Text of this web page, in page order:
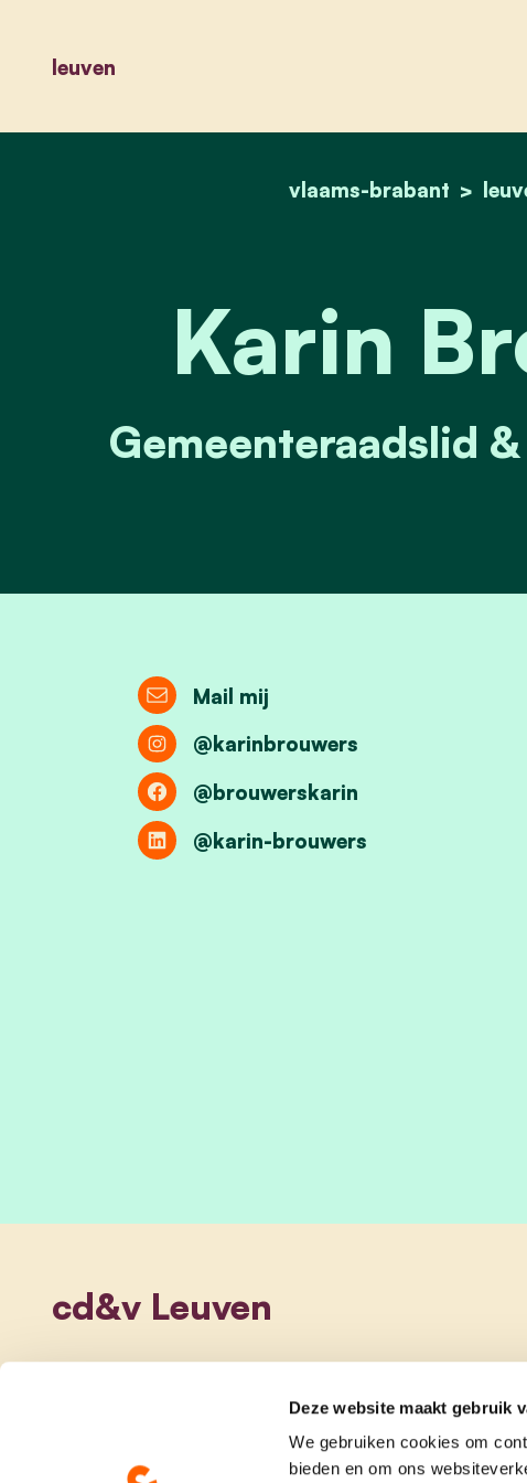
Deze website maakt gebruik
We gebruiken cookies om
bieden en om ons
leuven
vlaams-brabant
Karin
Gemeenteraadslid
Mail mij
@karinbrouwers
@brouwerskarin
@karin-brouwers
cd&v Leuven